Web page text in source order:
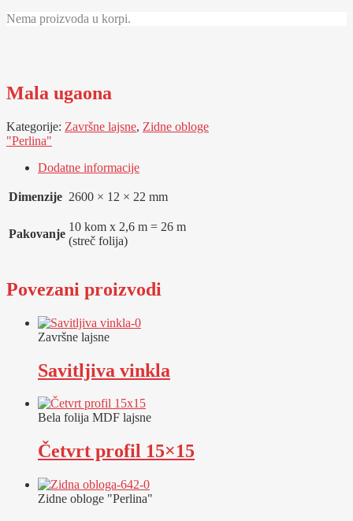
Nema proizvoda u korpi.
Mala ugaona
Kategorije: Završne lajsne, Zidne obloge
"Perlina"
Dodatne informacije
Dimenzije 2600 × 12 × 22 mm
Pakovanje
10 kom x 2,6 m = 26 m
(streč folija)
Povezani proizvodi
Završne lajsne
Savitljiva vinkla
Bela folija MDF lajsne
Četvrt profil 15×15
Zidne obloge "Perlina"